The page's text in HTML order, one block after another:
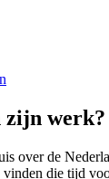
zijn werk?
over de
die tijd